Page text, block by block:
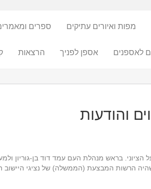
מפות ואיורים עתיקים ספרים
לאספנים אספן לפניך הרצאות
באפריל 1948 על-ידי הוועד הפועל הציוני. בראש מנהלת העם
הרשות המבצעת (הממשלה) של נציגי